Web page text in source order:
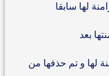
لها سابقا
بعد
لها و تم حذفها من